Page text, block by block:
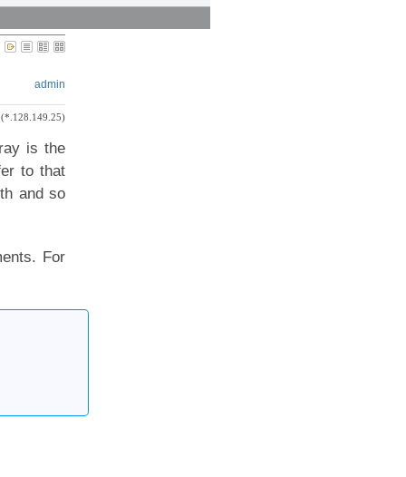
admin
(*.128.149.25)
is the
to that
and so
For